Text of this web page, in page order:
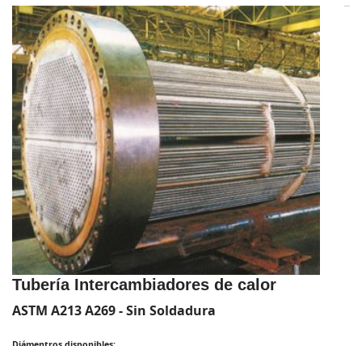
Tubería Intercambiadores de calor
ASTM A213 A269 - Sin Soldadura